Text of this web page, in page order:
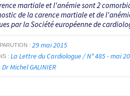
martiale et l'anémie sont 2
de la carence martiale et de
par la Société européenne de
29 mai 2015
La Lettre du Cardiologue / N° 485 - mai
Dr Michel GALINIER